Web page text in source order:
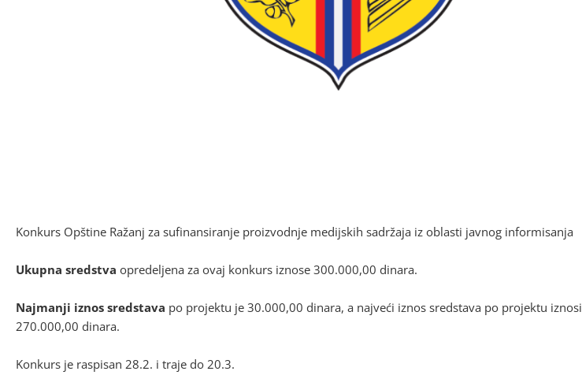
Konkurs Opštine Ražanj za sufinansiranje proizvodnje medijskih sadržaja iz oblasti javnog informisanja
Ukupna sredstva opredeljena za ovaj konkurs iznose 300.000,00 dinara.
Najmanji iznos sredstava po projektu je 30.000,00 dinara, a najveći iznos sredstava po projektu iznosi
270.000,00 dinara.
Konkurs je raspisan 28.2. i traje do 20.3.